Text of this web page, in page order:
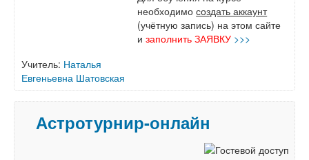
необходимосоздать аккаунт
(учётную запись) на этом сайте
изаполнить ЗАЯВКУ >>>
Учитель: Наталья
Евгеньевна Шатовская
Астротурнир-онлайн